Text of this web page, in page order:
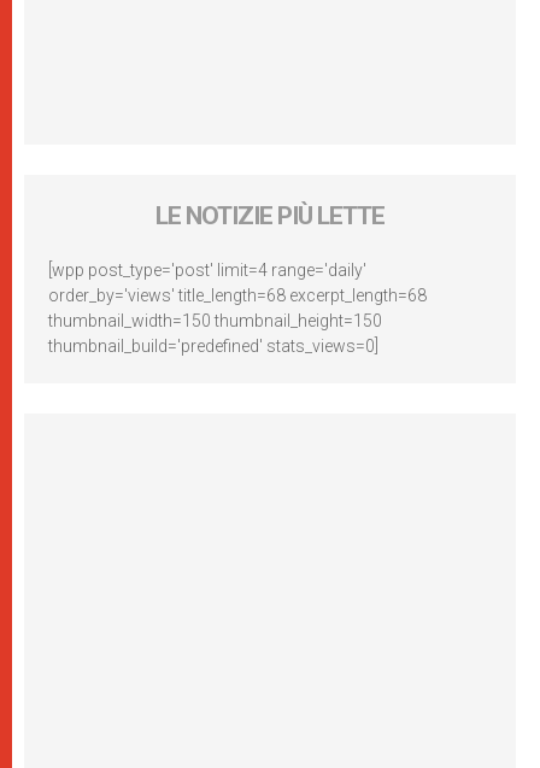
LE NOTIZIE PIÙ LETTE
[wpp post_type='post' limit=4 range='daily'
order_by='views' title_length=68 excerpt_length=68
thumbnail_width=150 thumbnail_height=150
thumbnail_build='predefined' stats_views=0]